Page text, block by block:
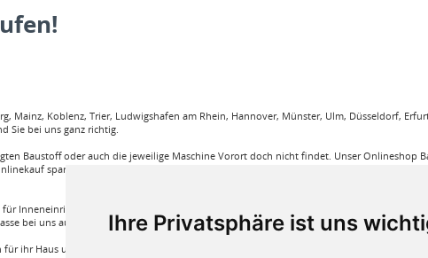
Ihre Privatsphäre ist uns
Koblenz, Trier, Ludwigshafen am Rhein, Hannover, Münster, Ulm, Düsseldorf,
Sie bei uns ganz richtig.
Baustoff oder auch die jeweilige Maschine Vorort doch nicht findet. Unser Onlineshop
spart man sehr viel Zeit und körperliche Anstrengung. Sie bestellen bequem
Inneneinrichtung, Böden und viele weitere. Wir garantieren Ihnen bei unseren Produkten
bei uns auf Rechnung Baustoffe kaufen.
Haus und für den Innenausbau. Wir führen Außerdem eine große Auswahl an